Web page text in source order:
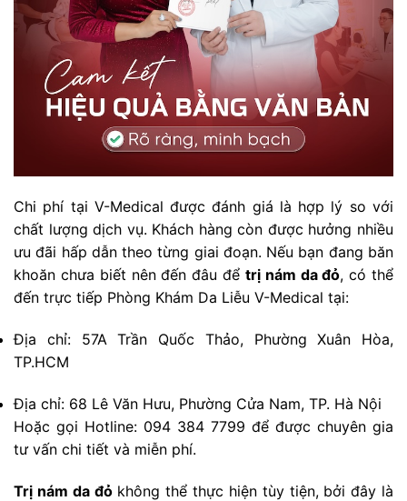
Chi phí tại V-Medical được đánh giá là hợp lý so với
chất lượng dịch vụ. Khách hàng còn được hưởng nhiều
ưu đãi hấp dẫn theo từng giai đoạn. Nếu bạn đang băn
khoăn chưa biết nên đến đâu để trị nám da đỏ, có thể
đến trực tiếp Phòng Khám Da Liễu V-Medical tại:
Địa chỉ: 57A Trần Quốc Thảo, Phường Xuân Hòa,
TP.HCM
Địa chỉ: 68 Lê Văn Hưu, Phường Cửa Nam, TP. Hà Nội
Hoặc gọi Hotline: 094 384 7799 để được chuyên gia
tư vấn chi tiết và miễn phí.
Trị nám da đỏkhông thể thực hiện tùy tiện, bởi đây là